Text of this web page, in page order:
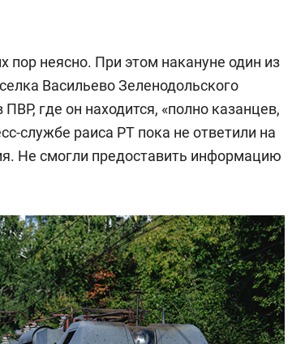
пор неясно. При этом накануне один из
Васильево Зеленодольского
ПВР, где он находится, «полно казанцев,
службе раиса РТ пока не ответили на
Не смогли предоставить информацию